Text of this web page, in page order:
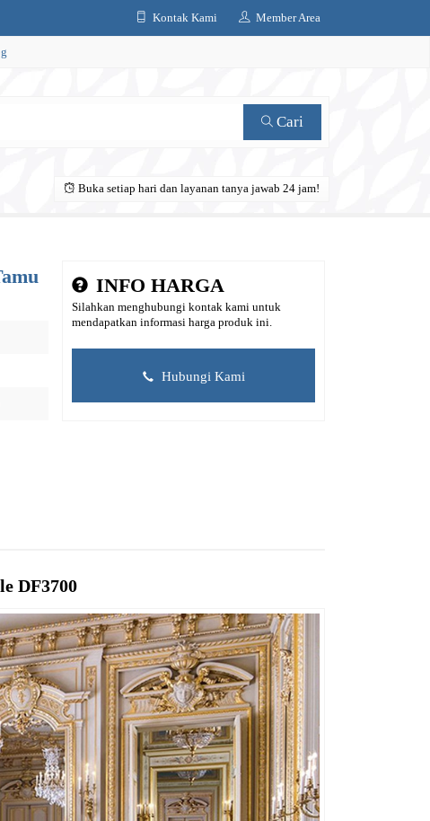
Kontak Kami Member Area
Cari
Buka setiap hari dan layanan tanya jawab 24 jam!
INFO HARGA
Silahkan menghubungi kontak kami untuk
mendapatkan informasi harga produk ini.
Hubungi Kami
DF3700